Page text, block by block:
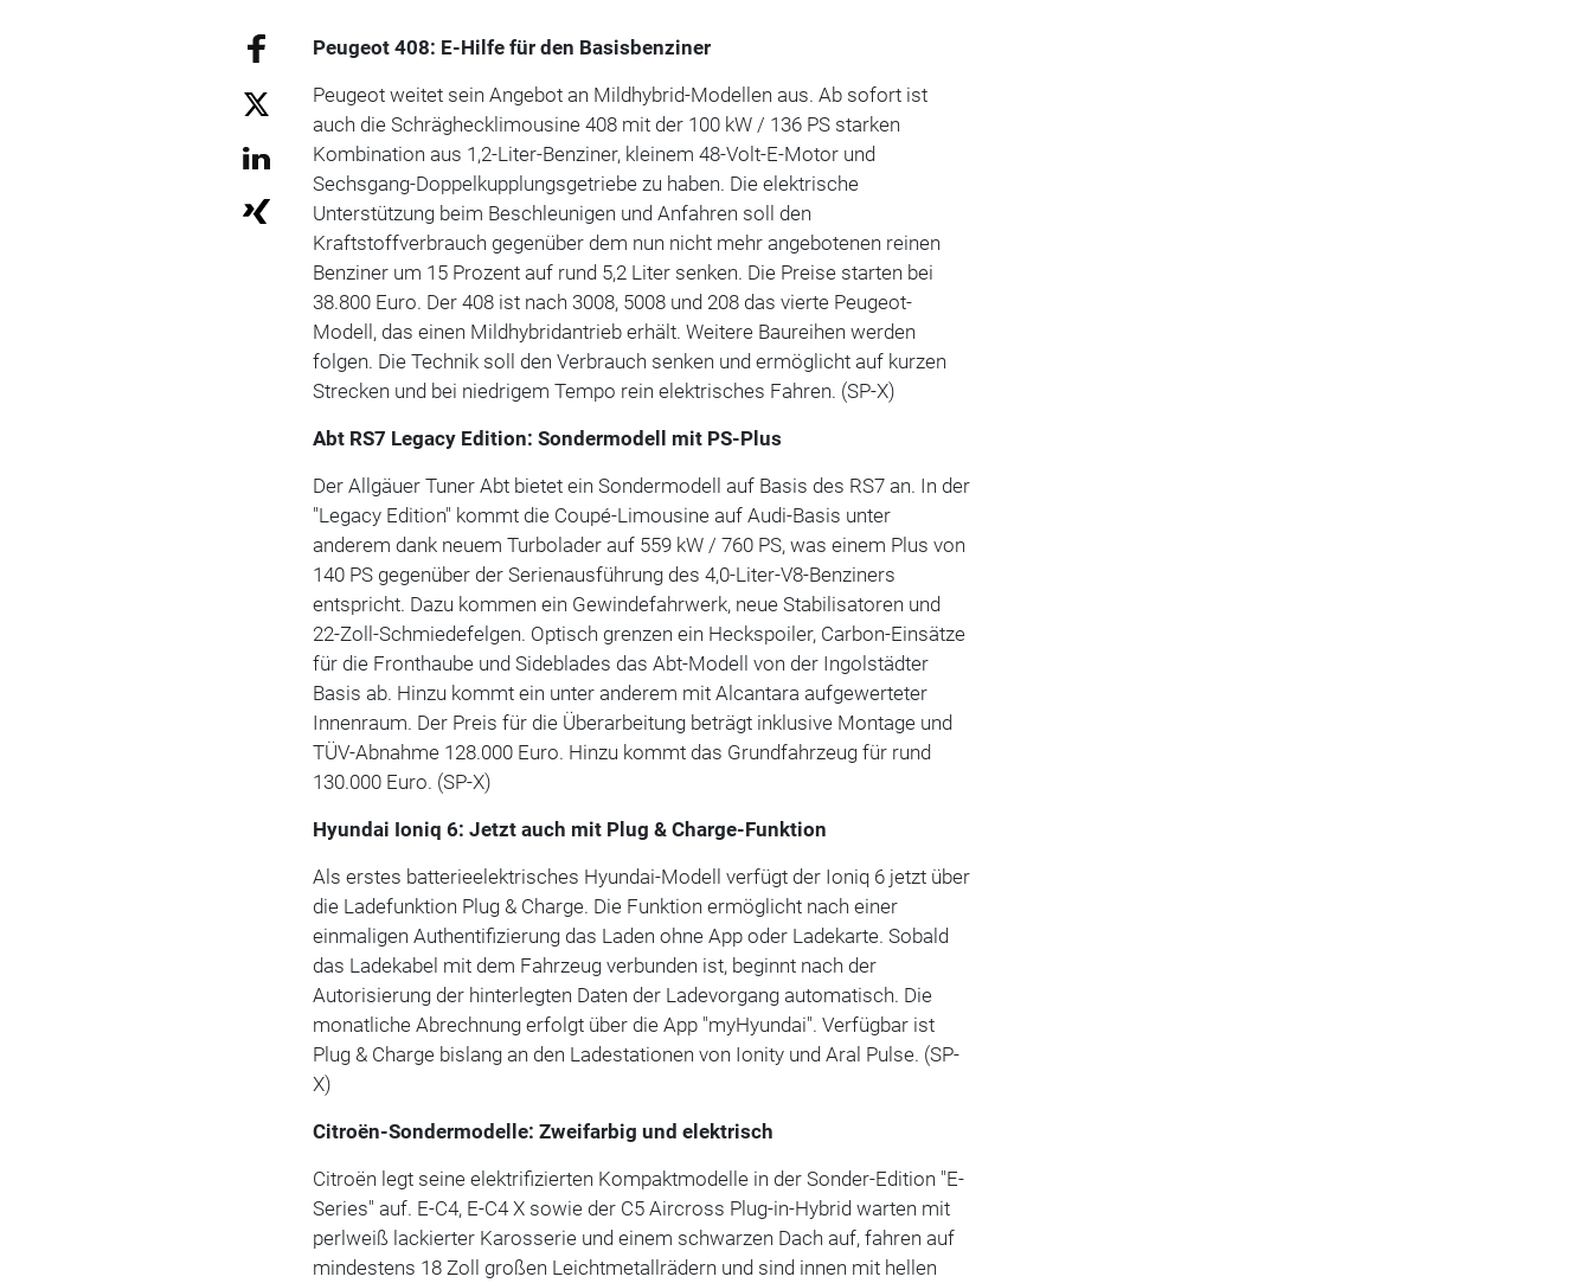
Peugeot 408: E-Hilfe für den Basisbenziner
Peugeot weitet sein Angebot an Mildhybrid-Modellen aus. Ab sofort ist
auch die Schräghecklimousine 408 mit der 100 kW / 136 PS starken
Kombination aus 1,2-Liter-Benziner, kleinem 48-Volt-E-Motor und
Sechsgang-Doppelkupplungsgetriebe zu haben. Die elektrische
Unterstützung beim Beschleunigen und Anfahren soll den
Kraftstoffverbrauch gegenüber dem nun nicht mehr angebotenen reinen
Benziner um 15 Prozent auf rund 5,2 Liter senken. Die Preise starten bei
38.800 Euro. Der 408 ist nach 3008, 5008 und 208 das vierte Peugeot-
Modell, das einen Mildhybridantrieb erhält. Weitere Baureihen werden
folgen. Die Technik soll den Verbrauch senken und ermöglicht auf kurzen
Strecken und bei niedrigem Tempo rein elektrisches Fahren. (SP-X)
Abt RS7 Legacy Edition: Sondermodell mit PS-Plus
Der Allgäuer Tuner Abt bietet ein Sondermodell auf Basis des RS7 an. In der
"Legacy Edition" kommt die Coupé-Limousine auf Audi-Basis unter
anderem dank neuem Turbolader auf 559 kW / 760 PS, was einem Plus von
140 PS gegenüber der Serienausführung des 4,0-Liter-V8-Benziners
entspricht. Dazu kommen ein Gewindefahrwerk, neue Stabilisatoren und
22-Zoll-Schmiedefelgen. Optisch grenzen ein Heckspoiler, Carbon-Einsätze
für die Fronthaube und Sideblades das Abt-Modell von der Ingolstädter
Basis ab. Hinzu kommt ein unter anderem mit Alcantara aufgewerteter
Innenraum. Der Preis für die Überarbeitung beträgt inklusive Montage und
TÜV-Abnahme 128.000 Euro. Hinzu kommt das Grundfahrzeug für rund
130.000 Euro. (SP-X)
Hyundai Ioniq 6: Jetzt auch mit Plug & Charge-Funktion
Als erstes batterieelektrisches Hyundai-Modell verfügt der Ioniq 6 jetzt über
die Ladefunktion Plug & Charge. Die Funktion ermöglicht nach einer
einmaligen Authentifizierung das Laden ohne App oder Ladekarte. Sobald
das Ladekabel mit dem Fahrzeug verbunden ist, beginnt nach der
Autorisierung der hinterlegten Daten der Ladevorgang automatisch. Die
monatliche Abrechnung erfolgt über die App "myHyundai". Verfügbar ist
Plug & Charge bislang an den Ladestationen von Ionity und Aral Pulse. (SP-
X)
Citroën-Sondermodelle: Zweifarbig und elektrisch
Citroën legt seine elektrifizierten Kompaktmodelle in der Sonder-Edition "E-
Series" auf. E-C4, E-C4 X sowie der C5 Aircross Plug-in-Hybrid warten mit
perlweiß lackierter Karosserie und einem schwarzen Dach auf, fahren auf
mindestens 18 Zoll großen Leichtmetallrädern und sind innen mit hellen